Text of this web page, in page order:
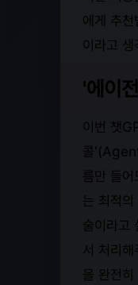
에게 추
이라고 생
'에이
이번 챗
콜
름만 들
는 최적
술이라고
서 처리
을 완전